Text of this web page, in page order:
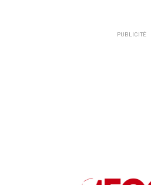
PUBLICITÉ